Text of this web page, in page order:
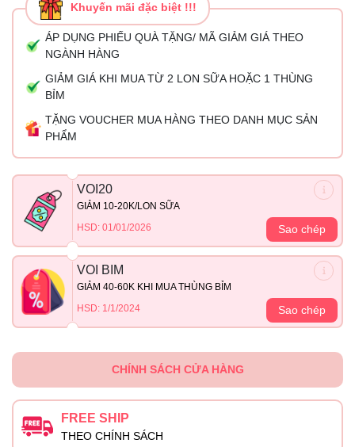
Khuyến mãi đặc biệt !!!
ÁP DỤNG PHIẾU QUÀ TẶNG/ MÃ GIẢM GIÁ THEO
NGÀNH HÀNG
GIẢM GIÁ KHI MUA TỪ 2 LON SỮA HOẶC 1 THÙNG
BỈM
TẶNG VOUCHER MUA HÀNG THEO DANH MỤC SẢN
PHẨM
VOI20
GIẢM 10-20K/LON SỮA
HSD: 01/01/2026
Sao chép
VOI BIM
GIẢM 40-60K KHI MUA THÙNG BỈM
HSD: 1/1/2024
Sao chép
CHÍNH SÁCH CỬA HÀNG
FREE SHIP
THEO CHÍNH SÁCH